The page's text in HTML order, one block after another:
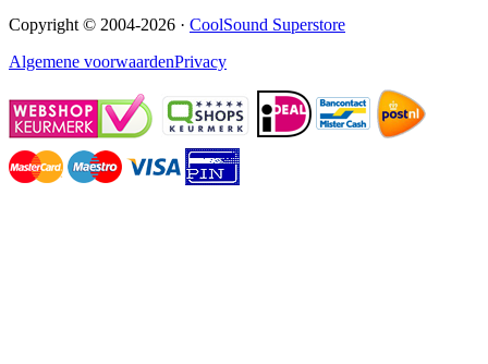
Copyright © 2004-2026 · CoolSound Superstore
Algemene voorwaardenPrivacy